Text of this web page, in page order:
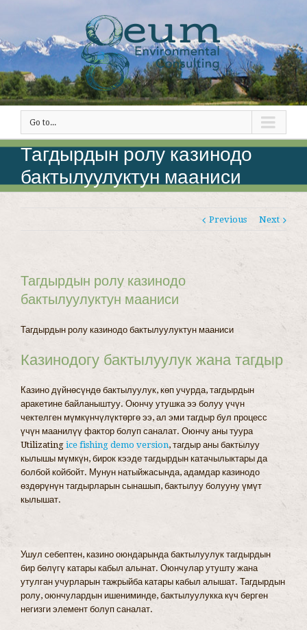
Go to...
Тагдырдын ролу казинодо
бактылуулуктун мааниси
Previous Next
Тагдырдын ролу казинодо
бактылуулуктун мааниси
Тагдырдын ролу казинодо бактылуулуктун мааниси
Казинодогу бактылуулук жана тагдыр
Казино дүйнөсүндө бактылуулук, көп учурда, тагдырдын
аракетине байланыштуу. Оюнчу утушка ээ болуу үчүн
чектелген мүмкүнчүлүктөргө ээ, ал эми тагдыр бул процесс
үчүн маанилүү фактор болуп саналат. Оюнчу аны туура
Utilizating ice fishing demo version, тагдыр аны бактылуу
кылышы мүмкүн, бирок кээде тагдырдын катачылыктары да
болбой койбойт. Мунун натыйжасында, адамдар казинодо
өздөрүнүн тагдырларын сынашып, бактылуу болууну үмүт
кылышат.
Ушул себептен, казино оюндарында бактылуулук тагдырдын
бир бөлүгү катары кабыл алынат. Оюнчулар утушту жана
утулган учурларын тажрыйба катары кабыл алышат. Тагдырдын
ролу, оюнчулардын ишениминде, бактылуулукка күч берген
негизги элемент болуп саналат.